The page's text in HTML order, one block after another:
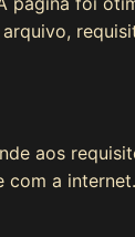
aos
a